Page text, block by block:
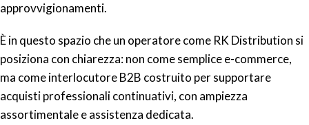
approvvigionamenti.
È in questo spazio che un operatore come RK Distribution si
posiziona con chiarezza: non come semplice e-commerce,
ma come interlocutore B2B costruito per supportare
acquisti professionali continuativi, con ampiezza
assortimentale e assistenza dedicata.